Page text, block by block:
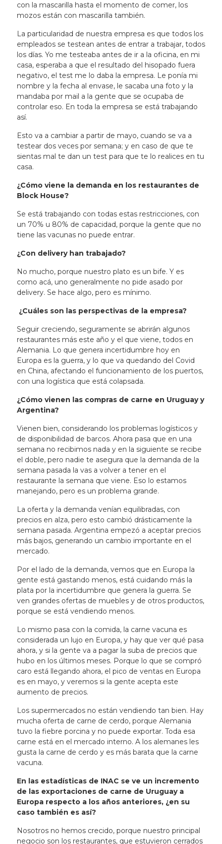
con la mascarilla hasta el momento de comer, los
mozos están con mascarilla también.
La particularidad de nuestra empresa es que todos los
empleados se testean antes de entrar a trabajar, todos
los días. Yo me testeaba antes de ir a la oficina, en mi
casa, esperaba a que el resultado del hisopado fuera
negativo, el test me lo daba la empresa. Le ponía mi
nombre y la fecha al envase, le sacaba una foto y la
mandaba por mail a la gente que se ocupaba de
controlar eso. En toda la empresa se está trabajando
así.
Esto va a cambiar a partir de mayo, cuando se va a
testear dos veces por semana; y en caso de que te
sientas mal te dan un test para que te lo realices en tu
casa.
¿Cómo viene la demanda en los restaurantes de
Block House?
Se está trabajando con todas estas restricciones, con
un 70% u 80% de capacidad, porque la gente que no
tiene las vacunas no puede entrar.
¿Con delivery han trabajado?
No mucho, porque nuestro plato es un bife. Y es
como acá, uno generalmente no pide asado por
delivery. Se hace algo, pero es mínimo.
¿Cuáles son las perspectivas de la empresa?
Seguir creciendo, seguramente se abrirán algunos
restaurantes más este año y el que viene, todos en
Alemania. Lo que genera incertidumbre hoy en
Europa es la guerra, y lo que va quedando del Covid
en China, afectando el funcionamiento de los puertos,
con una logística que está colapsada.
¿Cómo vienen las compras de carne en Uruguay y
Argentina?
Vienen bien, considerando los problemas logísticos y
de disponibilidad de barcos. Ahora pasa que en una
semana no recibimos nada y en la siguiente se recibe
el doble, pero nadie te asegura que la demanda de la
semana pasada la vas a volver a tener en el
restaurante la semana que viene. Eso lo estamos
manejando, pero es un problema grande.
La oferta y la demanda venían equilibradas, con
precios en alza, pero esto cambió drásticamente la
semana pasada. Argentina empezó a aceptar precios
más bajos, generando un cambio importante en el
mercado.
Por el lado de la demanda, vemos que en Europa la
gente está gastando menos, está cuidando más la
plata por la incertidumbre que genera la guerra. Se
ven grandes ofertas de muebles y de otros productos,
porque se está vendiendo menos.
Lo mismo pasa con la comida, la carne vacuna es
considerada un lujo en Europa, y hay que ver qué pasa
ahora, y si la gente va a pagar la suba de precios que
hubo en los últimos meses. Porque lo que se compró
caro está llegando ahora, el pico de ventas en Europa
es en mayo, y veremos si la gente acepta este
aumento de precios.
Los supermercados no están vendiendo tan bien. Hay
mucha oferta de carne de cerdo, porque Alemania
tuvo la fiebre porcina y no puede exportar. Toda esa
carne está en el mercado interno. A los alemanes les
gusta la carne de cerdo y es más barata que la carne
vacuna.
En las estadísticas de INAC se ve un incremento
de las exportaciones de carne de Uruguay a
Europa respecto a los años anteriores, ¿en su
caso también es así?
Nosotros no hemos crecido, porque nuestro principal
negocio son los restaurantes, que estuvieron cerrados